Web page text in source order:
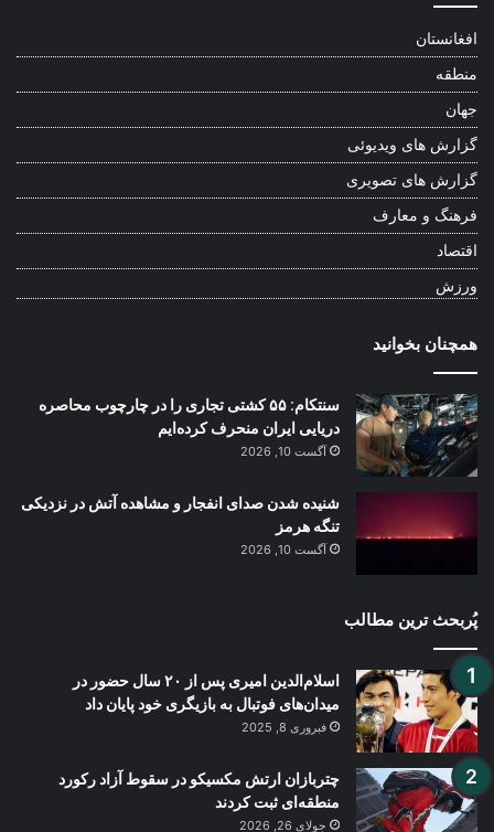
افغانستان
منطقه
جهان
گزارش های ویدیوئی
گزارش های تصویری
فرهنگ و معارف
اقتصاد
ورزش
همچنان بخوانید
سنتکام: ۵۵ کشتی تجاری را در چارچوب محاصره
دریایی ایران منحرف کرده‌ایم
آگست 10, 2026
شنیده شدن صدای انفجار و مشاهده آتش در نزدیکی
تنگه هرمز
آگست 10, 2026
پُربحث ترین مطالب
اسلام‌الدین امیری پس از ۲۰ سال حضور در
میدان‌های فوتبال به بازیگری خود پایان داد
فبروری 8, 2025
چتربازان ارتش مکسیکو در سقوط آزاد رکورد
منطقه‌ای ثبت کردند
جولای 26, 2026